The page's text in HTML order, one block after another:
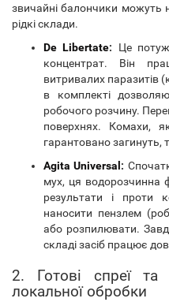
звичайні балончики можуть
рідкі склади.
De Libertate: Це
концентрат. Він
витривалих паразитів
в комплекті
робочого розчину.
поверхнях. Комахи,
гарантовано загинуть,
Agita Universal:
мух, ця водорозчинна
результати і проти
наносити пензлем
або розпилювати.
складі засіб працює
2. Готові спреї та
локальної обробки